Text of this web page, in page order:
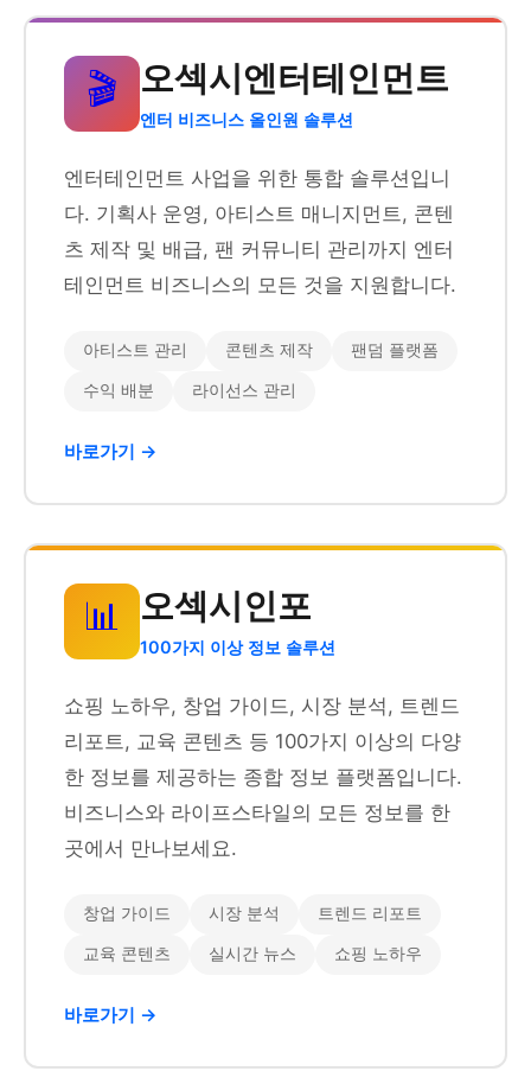
🎬 오섹시엔터테인먼트
엔터 비즈니스 올인원 솔루션
엔터테인먼트 사업을 위한 통합 솔루션입니
다. 기획사 운영, 아티스트 매니지먼트, 콘텐
츠 제작 및 배급, 팬 커뮤니티 관리까지 엔터
테인먼트 비즈니스의 모든 것을 지원합니다.
아티스트 관리 콘텐츠 제작 팬덤 플랫폼
수익 배분 라이선스 관리
바로가기 →
📊 오섹시인포
100가지 이상 정보 솔루션
쇼핑 노하우, 창업 가이드, 시장 분석, 트렌드
리포트, 교육 콘텐츠 등 100가지 이상의 다양
한 정보를 제공하는 종합 정보 플랫폼입니다.
비즈니스와 라이프스타일의 모든 정보를 한
곳에서 만나보세요.
창업 가이드 시장 분석 트렌드 리포트
교육 콘텐츠 실시간 뉴스 쇼핑 노하우
바로가기 →